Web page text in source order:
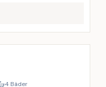
4 Bäder